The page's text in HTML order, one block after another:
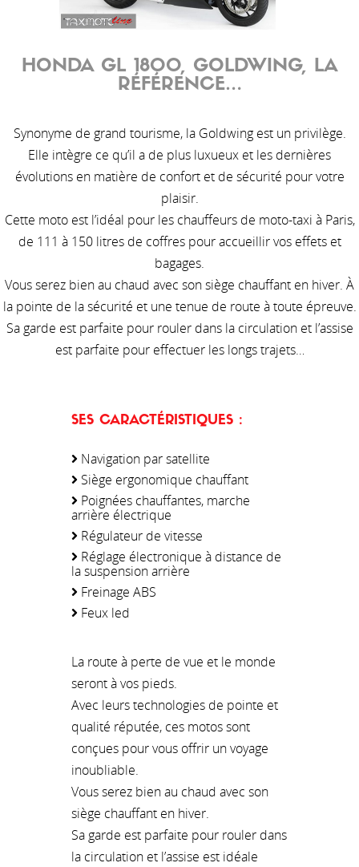
HONDA GL 1800, GOLDWING, LA
RÉFÉRENCE…
Synonyme de grand tourisme, la Goldwing est un privilège.
Elle intègre ce qu’il a de plus luxueux et les dernières
évolutions en matière de confort et de sécurité pour votre
plaisir.
Cette moto est l’idéal pour les chauffeurs de moto-taxi à Paris,
de 111 à 150 litres de coffres pour accueillir vos effets et
bagages.
Vous serez bien au chaud avec son siège chauffant en hiver. À
la pointe de la sécurité et une tenue de route à toute épreuve.
Sa garde est parfaite pour rouler dans la circulation et l’assise
est parfaite pour effectuer les longs trajets…
SES CARACTÉRISTIQUES :
Navigation par satellite
Siège ergonomique chauffant
Poignées chauffantes, marche
arrière électrique
Régulateur de vitesse
Réglage électronique à distance de
la suspension arrière
Freinage ABS
Feux led
La route à perte de vue et le monde
seront à vos pieds.
Avec leurs technologies de pointe et
qualité réputée, ces motos sont
conçues pour vous offrir un voyage
inoubliable.
Vous serez bien au chaud avec son
siège chauffant en hiver.
Sa garde est parfaite pour rouler dans
la circulation et l’assise est idéale